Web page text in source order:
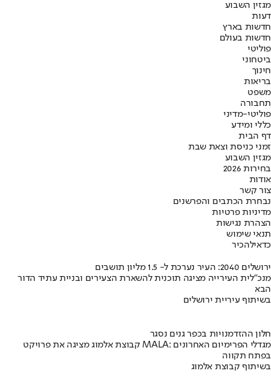
מגזין השבוע
דעות
חדשות בארץ
חדשות בעולם
פוליטי
ביטחוני
חינוך
בריאות
משפט
תחבורה
פוליטי-מדיני
כללי ומידע
דף הבית
זמני כניסת וצאת שבת
מגזין השבוע
בחירות 2026
אודות
צור קשר
נבחרת הכתבים והפרשנים
מדיניות פרטיות
הצהרת נגישות
תנאי שימוש
כדאילהכיר
ירושלים 2040: העיר נערכת ל- 1.5 מליון תושבים
מנכ"לית העירייה מציגה תוכנית להשארת הצעירים ובניית עתיד הדור
הבא
בשיתוף עיריית ירושלים
חלון ההזדמנויות בכפר גנים נסגר
קבוצת אלמוג מציגה את פרויקט MALA: מגדלי הפרימיום האחרונים
בפתח תקווה
בשיתוף קבוצת אלמוג